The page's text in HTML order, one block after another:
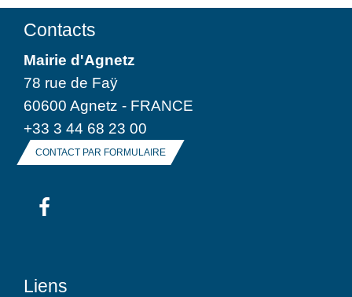
Contacts
Mairie d'Agnetz
78 rue de Faÿ
60600 Agnetz - FRANCE
+33 3 44 68 23 00
CONTACT PAR FORMULAIRE
Liens